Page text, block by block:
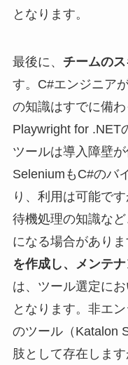
となります。
最後に、 チームの
す。C#エンジニア
の知識はすでに備わ
Playwright for .NET
ツールは導入障壁が
SeleniumもC#のバ
り、利用は可能で
待機処理の知識な
になる場合がありま
を作成し、メンテナ
は、ツール選定に
となります。非エ
のツール（Katalon
肢として存在しま